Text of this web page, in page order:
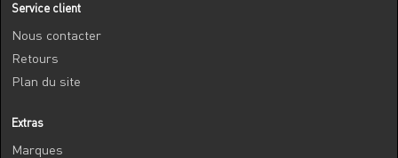
Service client
Nous contacter
Retours
Plan du site
Extras
Marques